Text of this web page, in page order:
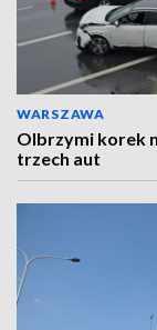
WARSZAWA
Olbrzymi korek
trzech aut